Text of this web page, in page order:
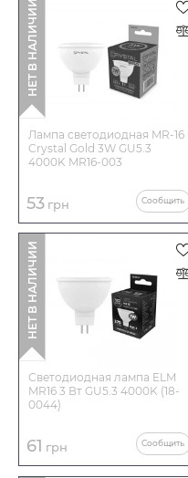
Лампа светодиодная MR-16
Crystal Gold 3W GU5.3
4000K MR16-003
53 грн Сообщить
НЕТ В НАЛИЧИИ
Светодиодная лампа ELM
MR16 3 Вт GU5.3 4000K (18-
0044)
61 грн Сообщить
НЕТ В НАЛИЧИИ